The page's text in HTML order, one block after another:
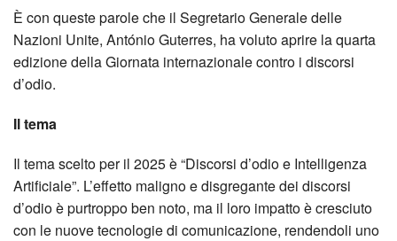
È con queste parole che il Segretario Generale delle
Nazioni Unite, António Guterres, ha voluto aprire la quarta
edizione della Giornata internazionale contro i discorsi
d’odio.
Il tema
Il tema scelto per il 2025 è “Discorsi d’odio e Intelligenza
Artificiale”. L’effetto maligno e disgregante dei discorsi
d’odio è purtroppo ben noto, ma il loro impatto è cresciuto
con le nuove tecnologie di comunicazione, rendendoli uno